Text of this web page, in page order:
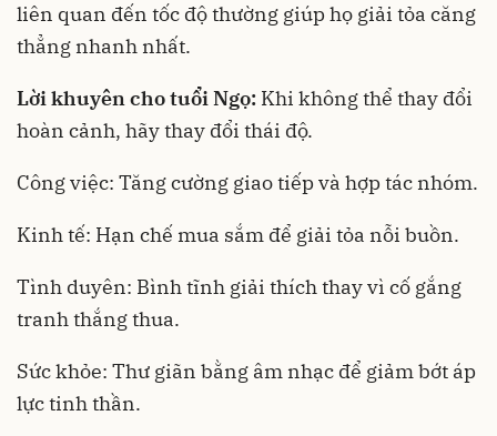
liên quan đến tốc độ thường giúp họ giải tỏa căng
thẳng nhanh nhất.
Lời khuyên cho tuổi Ngọ: Khi không thể thay đổi
hoàn cảnh, hãy thay đổi thái độ.
Công việc: Tăng cường giao tiếp và hợp tác nhóm.
Kinh tế: Hạn chế mua sắm để giải tỏa nỗi buồn.
Tình duyên: Bình tĩnh giải thích thay vì cố gắng
tranh thắng thua.
Sức khỏe: Thư giãn bằng âm nhạc để giảm bớt áp
lực tinh thần.